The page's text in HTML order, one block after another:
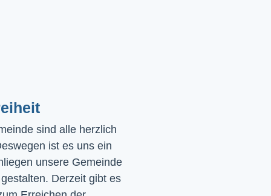
sind alle herzlich
ist es uns ein
unsere Gemeinde
Derzeit gibt es